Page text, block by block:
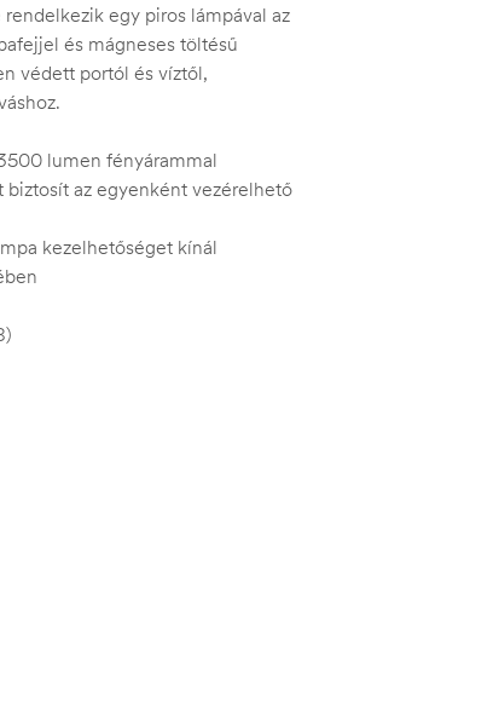
egy piros lámpával az
és mágneses töltésű
védett portól és víztől,
lumen fényárammal
az egyenként vezérelhető
kezelhetőséget kínál